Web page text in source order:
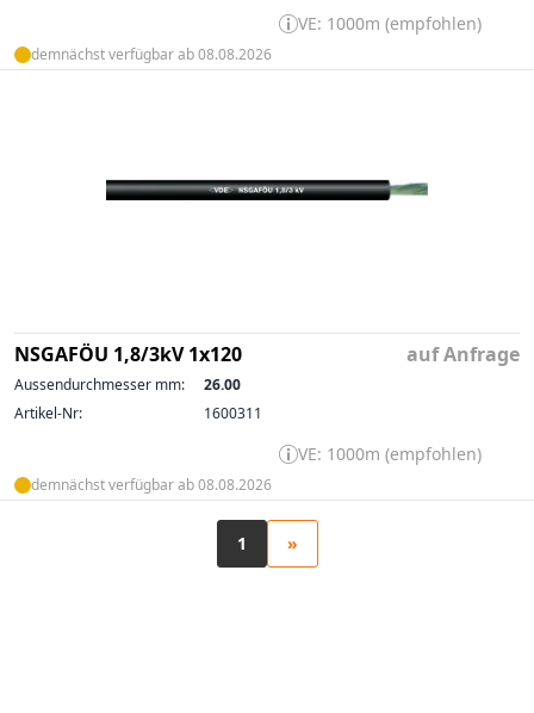
VE: 1000m (empfohlen)
demnächst verfügbar ab 08.08.2026
NSGAFÖU 1,8/3kV 1x120 auf Anfrage
Aussendurchmesser mm:
26.00
Artikel-Nr:
1600311
VE: 1000m (empfohlen)
demnächst verfügbar ab 08.08.2026
1 »